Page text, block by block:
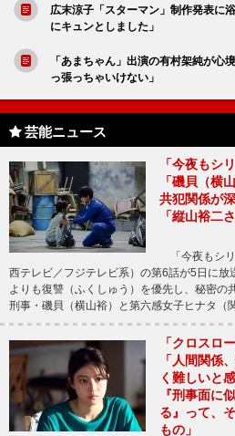
広末涼子「スターマン」制作発表に
にキュンとしました」
「あまちゃん」出演の有村架純が心
っ張っちゃいけない」
芸能ニュース
「今夜もシ
「磯貝（横
共犯関係が
「縦山裕二
「今夜もシ
西テレビ／フジテレビ系）の第6話が5日に
よりも復讐（ふくしゅう）を優先し、秘密の
刑事・磯貝（横山裕）と第六感女子ヒナタ（
「クロスロ
「人間関係
く難しいと
『刑事面に
る』って、
もの」